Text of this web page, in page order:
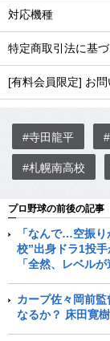
対応機種
特定商取引法に基
[有料会員限定] お
#寺田龍平
#札幌南高校
プロ野球の前後の記事
「なんで…空振
校”出身ドラ1投
「全然、レベルが
カープ佐々岡前
なるか？ 床田寛